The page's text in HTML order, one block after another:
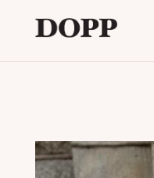
Tyyliblogi